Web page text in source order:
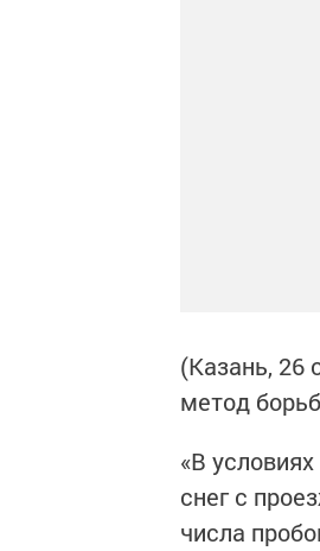
(Казань, 26
метод
«В
снег с
числа